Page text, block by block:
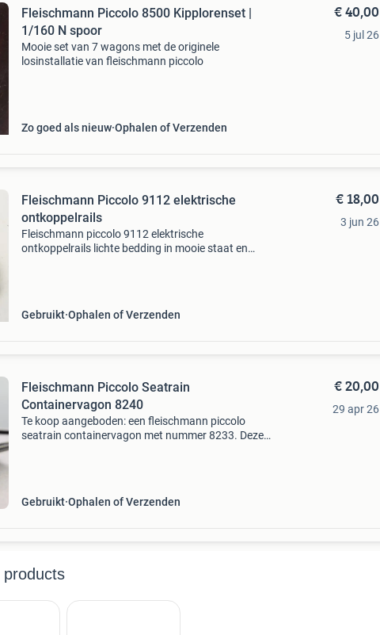
Fleischmann Piccolo 8500 Kipplorenset |
1/160 N spoor
Mooie set van 7 wagons met de originele
losinstallatie van fleischmann piccolo
Zo goed als nieuw Ophalen of Verzenden
€ 40,00
5 jul 26
Fleischmann Piccolo 9112 elektrische
ontkoppelrails
Fleischmann piccolo 9112 elektrische
ontkoppelrails lichte bedding in mooie staat en
Gebruikt Ophalen of Verzenden
€ 18,00
3 jun 26
Fleischmann Piccolo Seatrain
Containervagon 8240
Te koop aangeboden: een fleischmann piccolo
seatrain containervagon met nummer 8233. Deze
Gebruikt Ophalen of Verzenden
€ 20,00
29 apr 26